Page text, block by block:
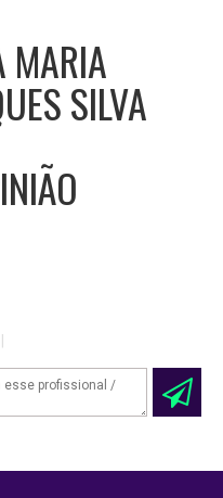
MARIA
SILVA